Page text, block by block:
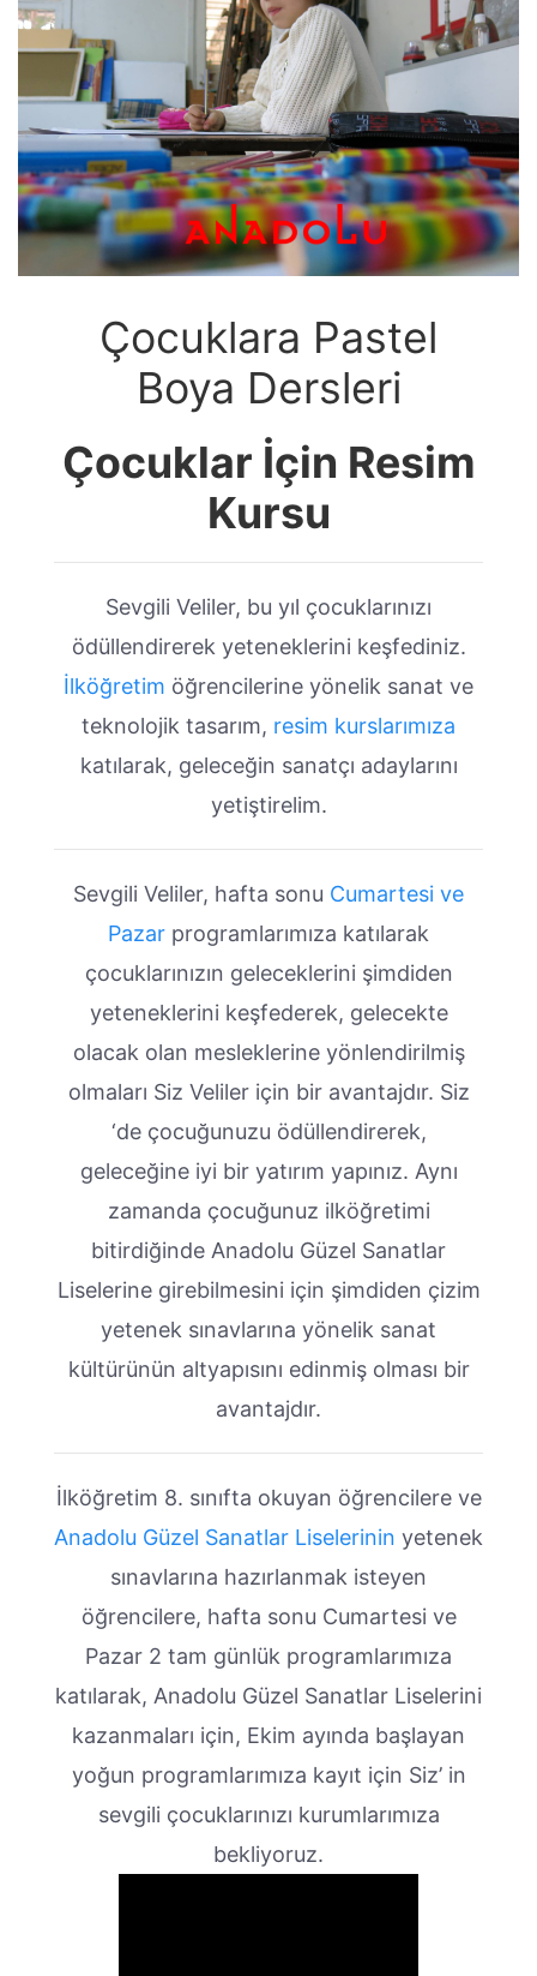
Çocuklara Pastel
Boya Dersleri
Çocuklar İçin Resim
Kursu
Sevgili Veliler, bu yıl çocuklarınızı
ödüllendirerek yeteneklerini keşfediniz.
İlköğretim öğrencilerine yönelik sanat ve
teknolojik tasarım, resim kurslarımıza
katılarak, geleceğin sanatçı adaylarını
yetiştirelim.
Sevgili Veliler, hafta sonu Cumartesi ve
Pazar programlarımıza katılarak
çocuklarınızın geleceklerini şimdiden
yeteneklerini keşfederek, gelecekte
olacak olan mesleklerine yönlendirilmiş
olmaları Siz Veliler için bir avantajdır. Siz
‘de çocuğunuzu ödüllendirerek,
geleceğine iyi bir yatırım yapınız. Aynı
zamanda çocuğunuz ilköğretimi
bitirdiğinde Anadolu Güzel Sanatlar
Liselerine girebilmesini için şimdiden çizim
yetenek sınavlarına yönelik sanat
kültürünün altyapısını edinmiş olması bir
avantajdır.
İlköğretim 8. sınıfta okuyan öğrencilere ve
Anadolu Güzel Sanatlar Liselerinin yetenek
sınavlarına hazırlanmak isteyen
öğrencilere, hafta sonu Cumartesi ve
Pazar 2 tam günlük programlarımıza
katılarak, Anadolu Güzel Sanatlar Liselerini
kazanmaları için, Ekim ayında başlayan
yoğun programlarımıza kayıt için Siz’ in
sevgili çocuklarınızı kurumlarımıza
bekliyoruz.